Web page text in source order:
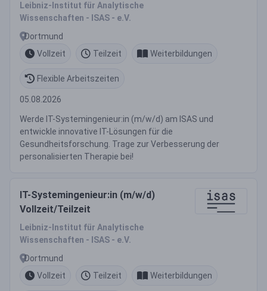
Leibniz-Institut für Analytische
Wissenschaften - ISAS - e.V.
Dortmund
Vollzeit
Teilzeit Weiterbildungen
Flexible Arbeitszeiten
05.08.2026
Werde IT-Systemingenieur:in (m/w/d) am ISAS und
entwickle innovative IT-Lösungen für die
Gesundheitsforschung. Trage zur Verbesserung der
personalisierten Therapie bei!
IT-Systemingenieur:in (m/w/d)
Vollzeit/Teilzeit
Leibniz-Institut für Analytische
Wissenschaften - ISAS - e.V.
Dortmund
Vollzeit
Teilzeit Weiterbildungen